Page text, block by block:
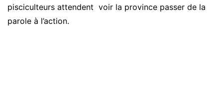
pisciculteurs attendent voir la province passer de la
parole à l’action.